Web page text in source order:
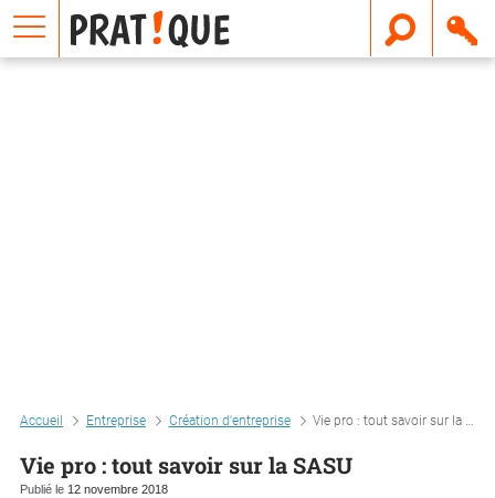
Accueil Entreprise Création d'entreprise Vie pro : tout savoir sur la sasu
Vie pro : tout savoir sur la SASU
Publié le 12 novembre 2018
E
m
a